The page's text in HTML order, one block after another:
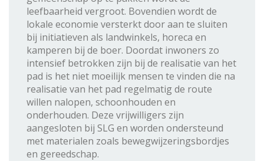
leefbaarheid vergroot. Bovendien wordt de
lokale economie versterkt door aan te sluiten
bij initiatieven als landwinkels, horeca en
kamperen bij de boer. Doordat inwoners zo
intensief betrokken zijn bij de realisatie van het
pad is het niet moeilijk mensen te vinden die na
realisatie van het pad regelmatig de route
willen nalopen, schoonhouden en
onderhouden. Deze vrijwilligers zijn
aangesloten bij SLG en worden ondersteund
met materialen zoals bewegwijzeringsbordjes
en gereedschap.